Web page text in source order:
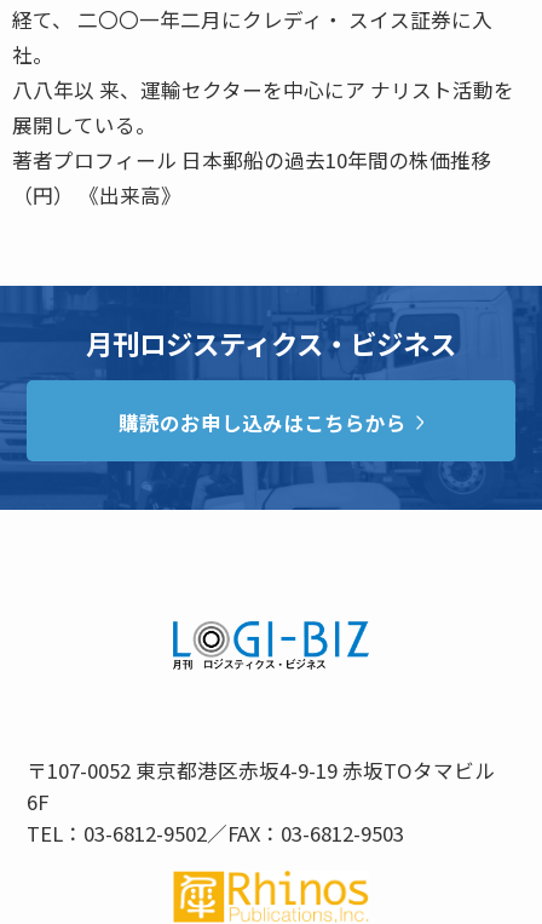
経て、 二〇〇一年二月にクレディ・ スイス証券に入
社。
八八年以 来、運輸セクターを中心にア ナリスト活動を
展開している。
著者プロフィール 日本郵船の過去10年間の株価推移
（円） 《出来高》
月刊ロジスティクス・ビジネス
購読のお申し込みはこちらから
〒107-0052 東京都港区赤坂4-9-19 赤坂TOタマビル
6F
TEL：03-6812-9502／FAX：03-6812-9503